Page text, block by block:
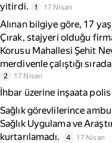
yitirdi.
1 17 Nisan
Alınan bilgiye göre, 17
Çırak, stajyeri olduğu
Korusu Mahallesi Şehit
merdivenle çalıştığı
2 17 Nisan
İhbar üzerine inşaata
Sağlık görevlilerince
Sağlık Uygulama ve
kurtarılamadı.
4 17 Nisan